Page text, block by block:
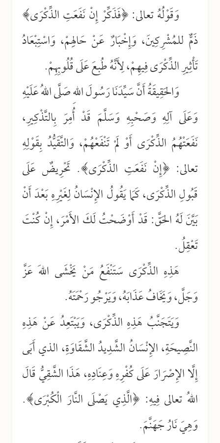
وَقَوْلُهُ تعالى: ﴿فَذَكِّرْ إِنْ نَفَعَتِ الذِّكْرَى﴾
ذَمٌّ للمُشْرِكِينَ، وَإِخْبَارٌ عَنْ حَالِهِمْ، وَاسْتِبْعَادُ
تَأْثِيرِ الذِّكْرَى فِيهِمْ، لِأَنَّهُ طُبِعَ عَلَى قُلُوبِهِمْ.
وَالحَقِيقَةُ أَنَّ سَيِّدَنَا رَسُولَ اللهِ صَلَّى اللهُ عَلَيْهِ
وَعَلَى آلِهِ وَصَحْبِهِ وَسَلَّمَ قَدْ أُمِرَ بِالتَّذْكِيرِ،
نَفَعَتْهُمُ الذِّكْرَى أَوْ لَمْ تَنْفَعْهُمْ، وَالتَّقَيُّدُ بِقَوْلِهِ
تعالى: ﴿إِنْ نَفَعَتِ الذِّكْرَى﴾. تَحْرِيضٌ عَلَى
قَبُولِ الذِّكْرَى، كَمَا يَقُولُ الإِنْسَانُ لِغَيْرِهِ بَعْدَ أَنْ
بَيَّنَ لَهُ الحَقَّ: قَدْ أَوْضَحْتُ لَكَ الأَمْرَ، إِنْ كُنْتَ
تَعْقِلُ.
هَذِهِ الذِّكْرَى سَتَنْفَعُ مَنْ يَخْشَى اللهَ عَزَّ
وَجَلَّ، وَيَخَافُ عَذَابَهُ، وَيَرْجُو رَحْمَتَهُ.
وَيَتَجَنَّبُ هَذِهِ الذِّكْرَى، وَيَبْتَعِدُ عَنْ هَذِهِ
النَّصِيحَةِ، الإِنْسَانُ الشَّدِيدُ الشَّقَاوَةِ، الذي أَبَى
إِلَّا الإِصْرَارَ عَلَى كُفْرِهِ وَعِنَادِهِ، هَذَا الشَّقِيُّ قَالَ
اللهُ تعالى فِيهِ: ﴿الَّذِي يَصْلَى النَّارَ الْكُبْرَى﴾.
وَهِيَ نَارُ جَهَنَّمَ.